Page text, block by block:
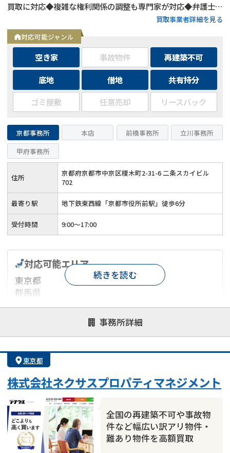
買取に対応◆複雑な権利関係の調整も専門家が対応◆弁護士・
税理士等との連携であらゆる問題を解決に導く買取事業者詳細を見る
対応可能ジャンル
空き家 事故物件
再建築不可
底地
借地
共有持分
ゴミ屋敷
任意売却 リースバック
京都事務所 本店 前橋事務所
立川事務所
甲府事務所
住所
京都府京都市中京区榎木町2-31-6 二条スカイビル
702
最寄り駅 地下鉄東西線「京都市役所前駅」徒歩6分
受付時間 9:00～17:00
事務所詳細
対応可能エリア
東京都
群馬県
決済までが早い
業者案件歓迎
士業連携有り
続きを読む
東京都
株式会社ネクサスプロパティマネジメント
全国の再建築不可や事故物
件など幅広い訳アリ物件・
難あり物件を高額買取